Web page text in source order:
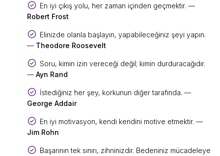
En iyi çıkış yolu, her zaman içinden geçmektir. —
Robert Frost
Elinizde olanla başlayın, yapabileceğiniz şeyi yapın.
— Theodore Roosevelt
Soru, kimin izin vereceği değil; kimin durduracağıdır.
— Ayn Rand
İstediğiniz her şey, korkunun diğer tarafında. —
George Addair
En iyi motivasyon, kendi kendini motive etmektir. —
Jim Rohn
Başarının tek sınırı, zihninizdir. Bedeniniz mücadeleye